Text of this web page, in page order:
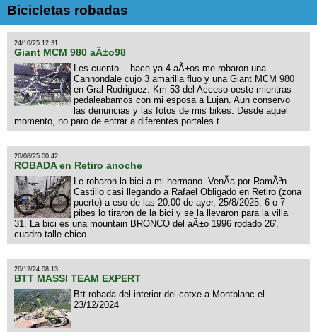
Bicicletas robadas
24/10/25 12:31
Giant MCM 980 aÃ±o98
Les cuento... hace ya 4 aÃ±os me robaron una
Cannondale cujo 3 amarilla fluo y una Giant MCM 980
en Gral Rodriguez. Km 53 del Acceso oeste mientras
pedaleabamos con mi esposa a Lujan. Aun conservo
las denuncias y las fotos de mis bikes. Desde aquel
momento, no paro de entrar a diferentes portales t
26/08/25 00:42
ROBADA en Retiro anoche
Le robaron la bici a mi hermano. VenÃ­a por RamÃ³n
Castillo casi llegando a Rafael Obligado en Retiro (zona
puerto) a eso de las 20:00 de ayer, 25/8/2025, 6 o 7
pibes lo tiraron de la bici y se la llevaron para la villa
31. La bici es una mountain BRONCO del aÃ±o 1996 rodado 26',
cuadro talle chico
26/12/24 08:13
BTT MASSI TEAM EXPERT
Btt robada del interior del cotxe a Montblanc el
23/12/2024